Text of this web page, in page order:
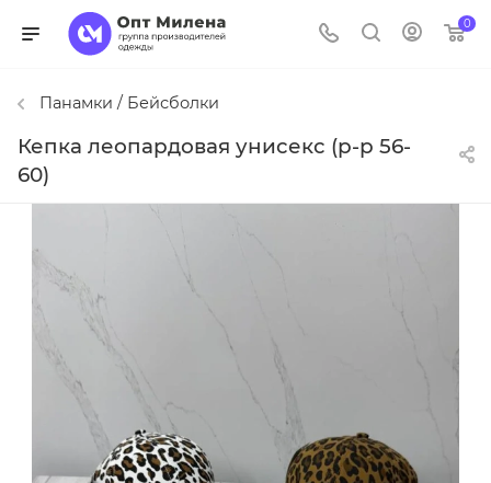
0
Панамки / Бейсболки
Кепка леопардовая унисекс (р-р 56-
60)